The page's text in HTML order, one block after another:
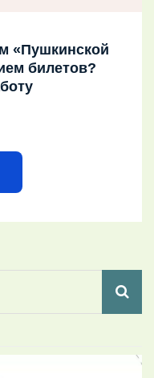
«Пушкинской
билетов?